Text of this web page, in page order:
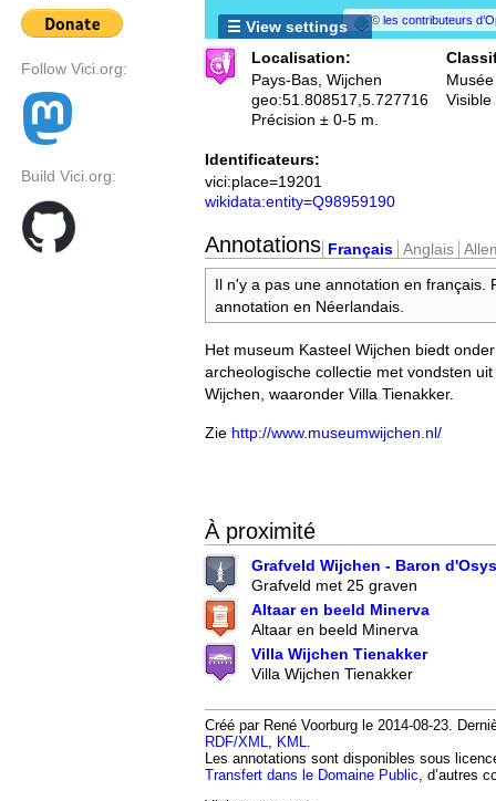
Follow Vici.org:
Build Vici.org:
©les contributeurs
☰ View settings
Localisation:
Pays-Bas, Wijchen
geo:51.808517,5.727716
Précision ± 0-5 m.
Musée
Visible
Identificateurs:
vici:place=19201
wikidata:entity=Q98959190
Annotations Français Anglais
Il n'y a pas une annotation en français.
annotation en Néerlandais.
Het museum Kasteel Wijchen biedt
archeologische collectie met vondsten
Wijchen, waaronder Villa Tienakker.
Zie http://www.museumwijchen.nl/
À proximité
Grafveld Wijchen - Baron
Grafveld met 25 graven
Altaar en beeld Minerva
Altaar en beeld Minerva
Villa Wijchen Tienakker
Villa Wijchen Tienakker
Créé par René Voorburg le 2014-08-23.
RDF/XML, KML.
Les annotations sont disponibles sous
Transfert dans le Domaine Public, d’autres